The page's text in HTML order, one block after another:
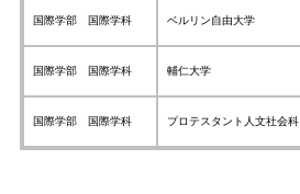
国際学部 国際学科 ベルリン自由大学
国際学部 国際学科 輔仁大学
国際学部 国際学科 プロテスタント人文社会科